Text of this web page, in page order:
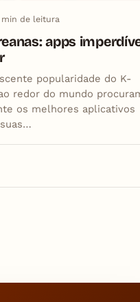
de leitura
apps
popularidade do K-
redor do mundo
os melhores aplicativos